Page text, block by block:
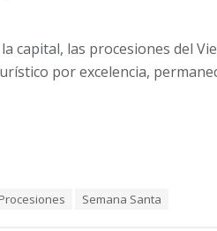
capital, las procesiones del
por excelencia,
Semana Santa